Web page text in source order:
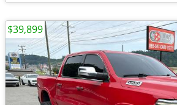
$39,899